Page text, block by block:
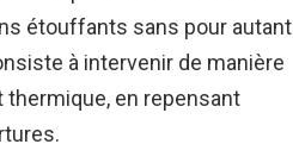
étouffants sans pour autant
à intervenir de manière
en repensant